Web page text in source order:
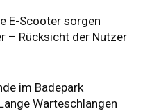
E-Scooter sorgen
– Rücksicht der Nutzer
im Badepark
Warteschlangen